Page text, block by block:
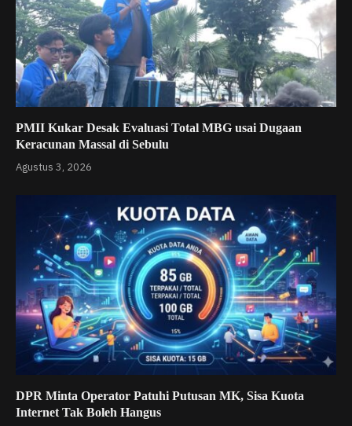
PMII Kukar Desak Evaluasi Total MBG usai Dugaan
Keracunan Massal di Sebulu
Agustus 3, 2026
DPR Minta Operator Patuhi Putusan MK, Sisa Kuota
Internet Tak Boleh Hangus